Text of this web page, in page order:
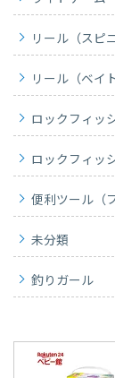
リール（スピ
リール（ベイト
ロックフィッ
ロックフィッ
便利ツール（
未分類
釣りガール